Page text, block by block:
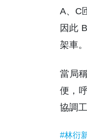
A、C
因此
架車。
當局
便，
協調
#林衍